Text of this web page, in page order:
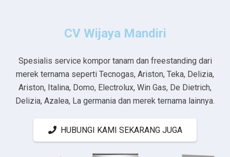
CV Wijaya Mandiri
Spesialis service kompor tanam dan freestanding dari
merek ternama seperti Tecnogas, Ariston, Teka, Delizia,
Ariston, Italina, Domo, Electrolux, Win Gas, De Dietrich,
Delizia, Azalea, La germania dan merek ternama lainnya.
HUBUNGI KAMI SEKARANG JUGA